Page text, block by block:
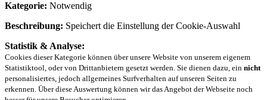
Kategorie: Notwendig
Beschreibung: Speichert die Einstellung der Cookie-Auswahl
Statistik & Analyse:
Cookies dieser Kategorie können über unsere Website von unserem eigenem
Statistiktool, oder von Drittanbietern gesetzt werden. Sie dienen dazu, ein nicht
personalisiertes, jedoch allgemeines Surfverhalten auf unseren Seiten zu
erkennen. Über diese Auswertung können wir das Angebot der Webseite noch